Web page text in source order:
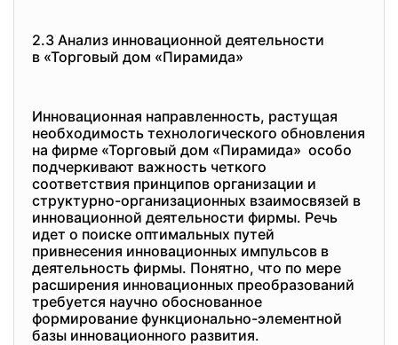
2.3 Анализ инновационной деятельности
в «Торговый дом «Пирамида»
Инновационная направленность, растущая
необходимость технологического обновления
на фирме «Торговый дом «Пирамида» особо
подчеркивают важность четкого
соответствия принципов организации и
структурно-организационных взаимосвязей в
инновационной деятельности фирмы. Речь
идет о поиске оптимальных путей
привнесения инновационных импульсов в
деятельность фирмы. Понятно, что по мере
расширения инновационных преобразований
требуется научно обоснованное
формирование функционально-элементной
базы инновационного развития.